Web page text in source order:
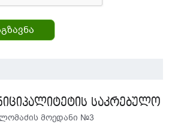
საკრებულო
მოედანი №3